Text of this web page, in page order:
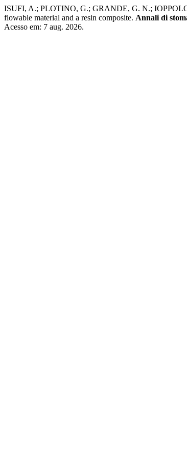
ISUFI, A.; PLOTINO, G.; GRANDE, G. N.;
flowable material and a resin composite. Annali di
Acesso em: 7 aug. 2026.